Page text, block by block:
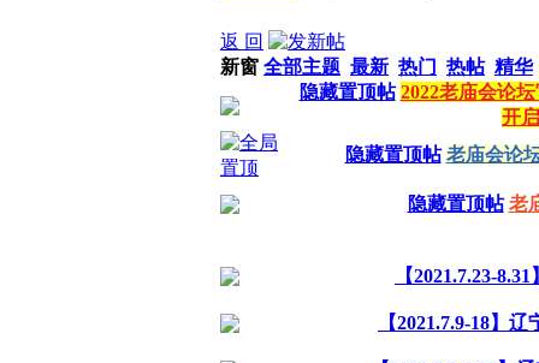
返 回
新窗 全部主题 最新 热门 热帖 精华
隐藏置顶帖 2022老庙会论
开
隐藏置顶帖 老庙会论
隐藏置顶帖 老
【2021.7.23-
【2021.7.9-18】